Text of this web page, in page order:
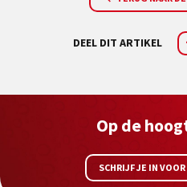
DEEL DIT ARTIKEL
Op de
SCHRIJF JE IN